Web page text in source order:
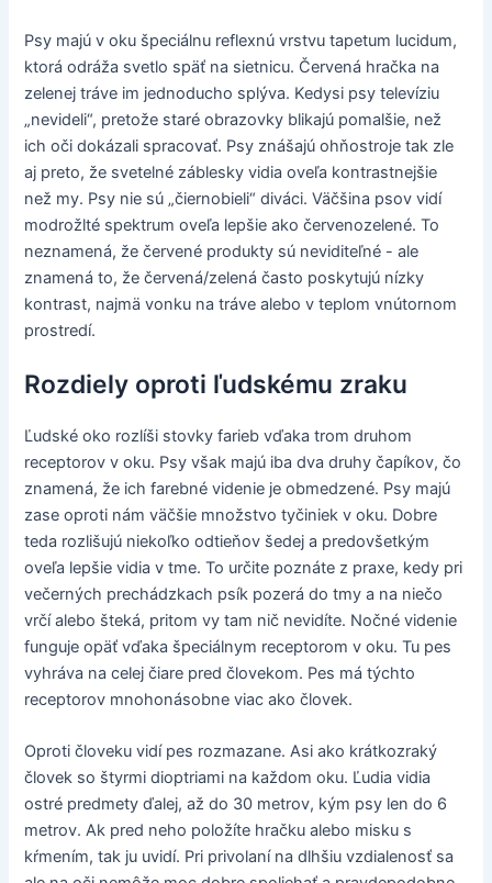
Psy majú v oku špeciálnu reflexnú vrstvu tapetum lucidum,
ktorá odráža svetlo späť na sietnicu. Červená hračka na
zelenej tráve im jednoducho splýva. Kedysi psy televíziu
„nevideli“, pretože staré obrazovky blikajú pomalšie, než
ich oči dokázali spracovať. Psy znášajú ohňostroje tak zle
aj preto, že svetelné záblesky vidia oveľa kontrastnejšie
než my. Psy nie sú „čiernobieli“ diváci. Väčšina psov vidí
modrožlté spektrum oveľa lepšie ako červenozelené. To
neznamená, že červené produkty sú neviditeľné - ale
znamená to, že červená/zelená často poskytujú nízky
kontrast, najmä vonku na tráve alebo v teplom vnútornom
prostredí.
Rozdiely oproti ľudskému zraku
Ľudské oko rozlíši stovky farieb vďaka trom druhom
receptorov v oku. Psy však majú iba dva druhy čapíkov, čo
znamená, že ich farebné videnie je obmedzené. Psy majú
zase oproti nám väčšie množstvo tyčiniek v oku. Dobre
teda rozlišujú niekoľko odtieňov šedej a predovšetkým
oveľa lepšie vidia v tme. To určite poznáte z praxe, kedy pri
večerných prechádzkach psík pozerá do tmy a na niečo
vrčí alebo šteká, pritom vy tam nič nevidíte. Nočné videnie
funguje opäť vďaka špeciálnym receptorom v oku. Tu pes
vyhráva na celej čiare pred človekom. Pes má týchto
receptorov mnohonásobne viac ako človek.
Oproti človeku vidí pes rozmazane. Asi ako krátkozraký
človek so štyrmi dioptriami na každom oku. Ľudia vidia
ostré predmety ďalej, až do 30 metrov, kým psy len do 6
metrov. Ak pred neho položíte hračku alebo misku s
kŕmením, tak ju uvidí. Pri privolaní na dlhšiu vzdialenosť sa